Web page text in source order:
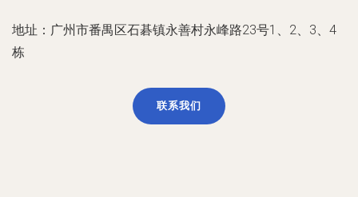
地址：广州市番禺区石碁镇永善村永峰路23号1、2、3、4
栋
联系我们